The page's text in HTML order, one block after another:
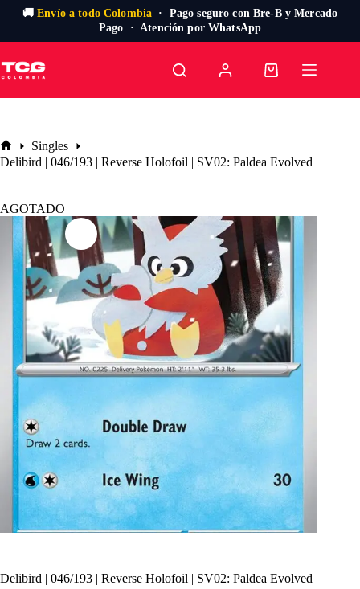
🚚Envío a todo Colombia · Pago seguro con Bre-B y Mercado
Pago · Atención por WhatsApp
al
contenido
Carro
Inicio
Singles
Delibird | 046/193 | Reverse Holofoil | SV02: Paldea Evolved
AGOTADO
Delibird | 046/193 | Reverse Holofoil | SV02: Paldea Evolved